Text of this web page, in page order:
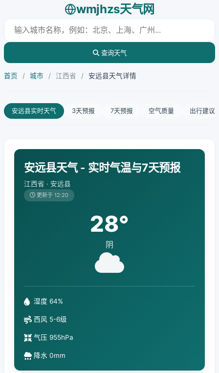
wmjhzs天气网
查询天气
首页 / 城市 / 江西省 / 安远县天气详情
安远县实时天气 3天预报 7天预报 空气质量 出行建议
安远县天气 - 实时气温与7天预报
江西省 · 安远县
更新于 12:20
28°
阴
湿度 64%
西风 5-6级
气压 955hPa
降水 0mm